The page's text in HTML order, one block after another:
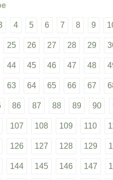
4 5 6 7 8 9
25 26 27 28 29
44 45 46 47 48
63 64 65 66 67
86 87 88 89 90
107 108 109 110
126 127 128 129
144 145 146 147